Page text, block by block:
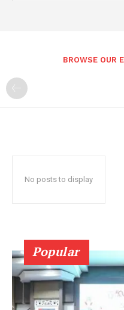
BROWSE OUR
No posts to display
Popular